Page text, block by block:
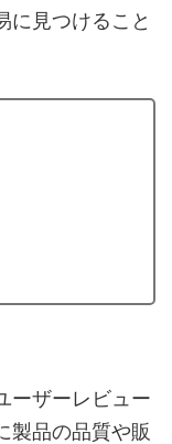
に見つけること
ーザーレビュー
製品の品質や販